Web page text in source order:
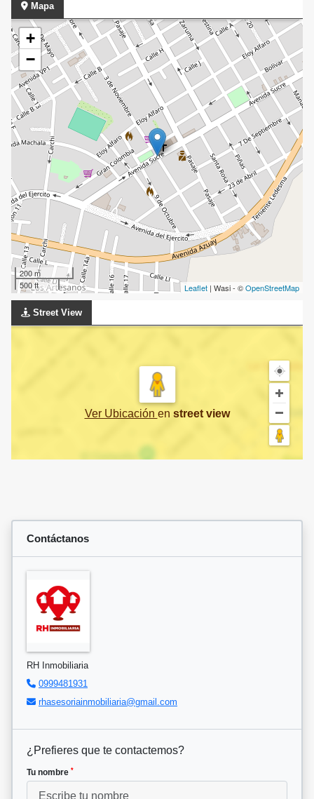
Mapa
+
−
200 m
500 ft
Leaflet | Wasi - ©OpenStreetMap
Street View
Ver Ubicación en street view
Contáctanos
RH Inmobiliaria
0999481931
rhasesoriainmobiliaria@gmail.com
¿Prefieres que te contactemos?
Tu nombre *